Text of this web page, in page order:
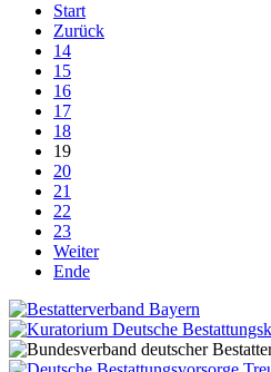
Start
Zurück
14
15
16
17
18
19
20
21
22
23
Weiter
Ende